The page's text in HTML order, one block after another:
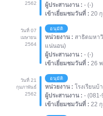
2562
ผู้ประสานงาน : - (-)
เข้าเยี่ยมชมวันที่ : 20
วันที่ 07
เมษายน
2564
อนุมัติ
หน่วยงาน : สาธิตมหา
แน่นอน)
ผู้ประสานงาน : - (-)
เข้าเยี่ยมชมวันที่ : 26
วันที่ 21
กุมภาพันธ์
2562
อนุมัติ
หน่วยงาน : โรงเรียนบ้
ผู้ประสานงาน : -
เข้าเยี่ยมชมวันที่ : 22